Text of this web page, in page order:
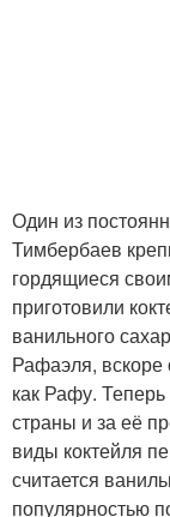
Один из
Тимбербаев
гордящиеся
приготовили
ванильного
Рафаэля, вскоре
как Рафу.
страны и за её
виды коктейля
считается
популярностью